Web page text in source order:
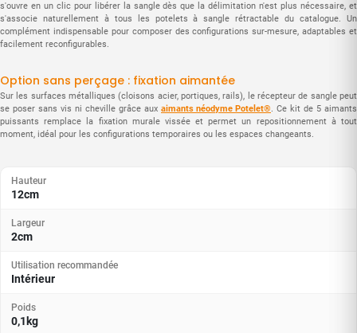
s'ouvre en un clic pour libérer la sangle dès que la délimitation n'est plus nécessaire, et
s'associe naturellement à tous les potelets à sangle rétractable du catalogue. Un
complément indispensable pour composer des configurations sur-mesure, adaptables et
facilement reconfigurables.
Option sans perçage : fixation aimantée
Sur les surfaces métalliques (cloisons acier, portiques, rails), le récepteur de sangle peut
se poser sans vis ni cheville grâce aux aimants néodyme Potelet®. Ce kit de 5 aimants
puissants remplace la fixation murale vissée et permet un repositionnement à tout
moment, idéal pour les configurations temporaires ou les espaces changeants.
Hauteur
12cm
Largeur
2cm
Utilisation recommandée
Intérieur
Poids
0,1kg